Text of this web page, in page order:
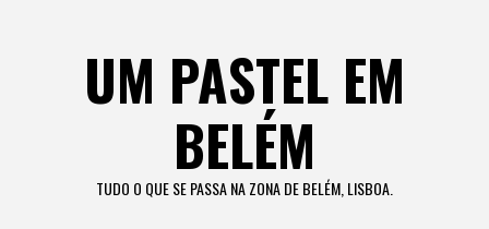
UM PASTEL EM
BELÉM
TUDO O QUE SE PASSA NA ZONA DE BELÉM, LISBOA.